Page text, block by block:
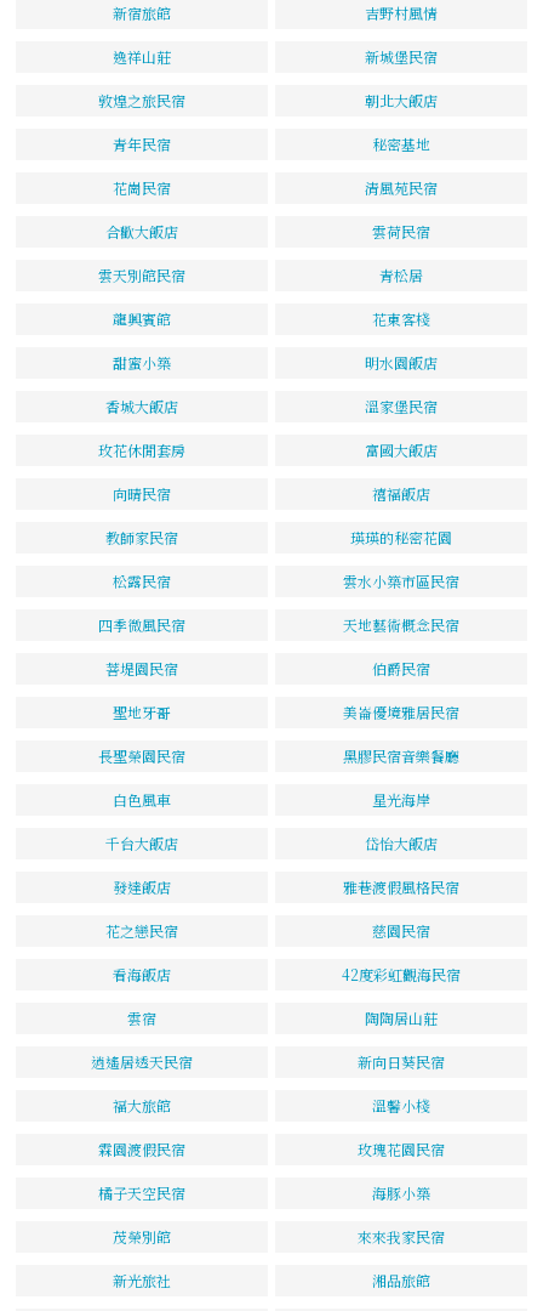
新宿旅館 吉野村風情
逸祥山莊 新城堡民宿
敦煌之旅民宿 朝北大飯店
青年民宿 秘密基地
花崗民宿 清風苑民宿
合歡大飯店 雲荷民宿
雲天別館民宿 青松居
龍興賓館 花東客棧
甜蜜小築 明水園飯店
香城大飯店 溫家堡民宿
玫花休閒套房 富國大飯店
向晴民宿 禧福飯店
教師家民宿 瑛瑛的秘密花園
松露民宿 雲水小築市區民宿
四季微風民宿 天地藝術概念民宿
菩堤園民宿 伯爵民宿
聖地牙哥 美崙優境雅居民宿
長聖榮園民宿 黑膠民宿音樂餐廳
白色風車 星光海岸
千台大飯店 岱怡大飯店
發達飯店 雅巷渡假風格民宿
花之戀民宿 慈園民宿
看海飯店 42度彩虹觀海民宿
雲宿 陶陶居山莊
逍遙居透天民宿 新向日葵民宿
福大旅館 溫馨小棧
霖園渡假民宿 玫瑰花園民宿
橘子天空民宿 海豚小築
茂榮別館 來來我家民宿
新光旅社 湘品旅館